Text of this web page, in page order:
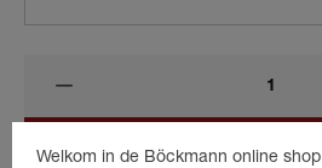
Product aanvragen
Welkom in de Böckmann online shop